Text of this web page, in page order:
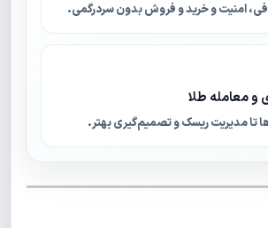
امنیت و خرید و فروش بدون سردرگمی.
و معامله طلا
تا مدیریت ریسک و تصمیم‌گیری بهتر.